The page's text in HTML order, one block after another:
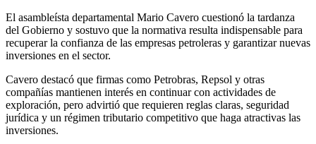
El asambleísta departamental Mario Cavero cuestionó la tardanza
del Gobierno y sostuvo que la normativa resulta indispensable para
recuperar la confianza de las empresas petroleras y garantizar nuevas
inversiones en el sector.
Cavero destacó que firmas como Petrobras, Repsol y otras
compañías mantienen interés en continuar con actividades de
exploración, pero advirtió que requieren reglas claras, seguridad
jurídica y un régimen tributario competitivo que haga atractivas las
inversiones.